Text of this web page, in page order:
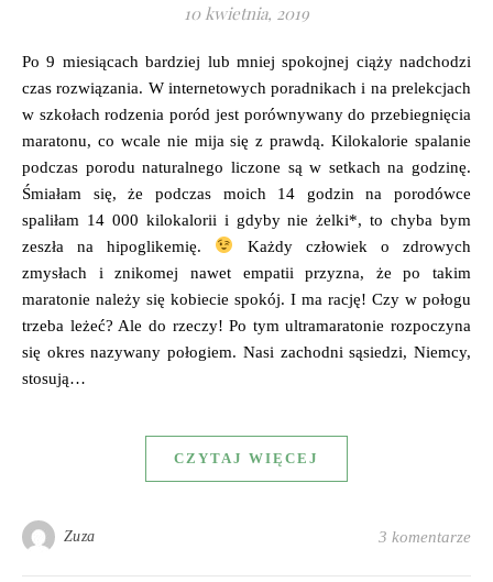
10 kwietnia, 2019
Po 9 miesiącach bardziej lub mniej spokojnej ciąży nadchodzi
czas rozwiązania. W internetowych poradnikach i na prelekcjach
w szkołach rodzenia poród jest porównywany do przebiegnięcia
maratonu, co wcale nie mija się z prawdą. Kilokalorie spalanie
podczas porodu naturalnego liczone są w setkach na godzinę.
Śmiałam się, że podczas moich 14 godzin na porodówce
spaliłam 14 000 kilokalorii i gdyby nie żelki*, to chyba bym
zeszła na hipoglikemię.
Każdy człowiek o zdrowych
zmysłach i znikomej nawet empatii przyzna, że po takim
maratonie należy się kobiecie spokój. I ma rację! Czy w połogu
trzeba leżeć? Ale do rzeczy! Po tym ultramaratonie rozpoczyna
się okres nazywany połogiem. Nasi zachodni sąsiedzi, Niemcy,
stosują…
CZYTAJ WIĘCEJ
Zuza 3 komentarze